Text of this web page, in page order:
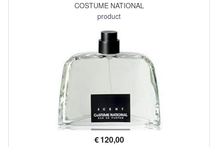
COSTUME NATIONAL
product
€120,00